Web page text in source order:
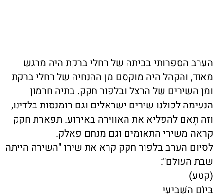
הערב הספרותי בביתה של רחלי ברקת היה מרגש
מאוד, והקהל היה מוקסם מן ההנחיה של רחלי ברקת
ומן השירים של הרצל ובלפור חקק. בתיה חרמון
הנעימה לכולנו שירים ישראלים וגם רומנסות בלדינו,
וזה תָאם להפליא את האווירה באירוע. תפארת חקק
קראה משירי התאומים וגם מנחם פאלק.
לסיום הערב בלפור חקק קרא את שירו "השירה הייתה
שבת העולם":
(קטע)
בַּיּוֹם הַשְּׁבִיעִי